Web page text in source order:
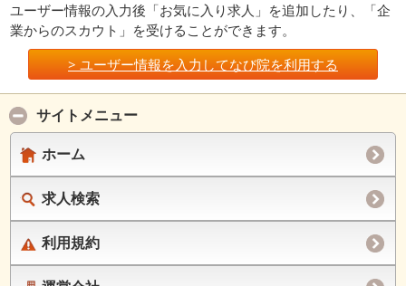
ユーザー情報の入力後「お気に入り求人」を追加したり、「企
業からのスカウト」を受けることができます。
> ユーザー情報を入力してなび院を利用する
サイトメニュー
ホーム
求人検索
利用規約